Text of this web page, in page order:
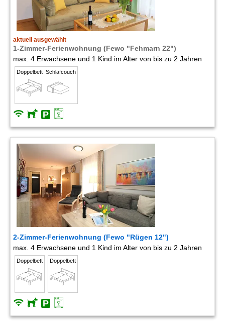
aktuell ausgewählt
1-Zimmer-Ferienwohnung (Fewo "Fehmarn 22")
max. 4 Erwachsene und 1 Kind im Alter von bis zu 2 Jahren
Doppelbett Schlafcouch
2-Zimmer-Ferienwohnung (Fewo "Rügen 12")
max. 4 Erwachsene und 1 Kind im Alter von bis zu 2 Jahren
Doppelbett Doppelbett